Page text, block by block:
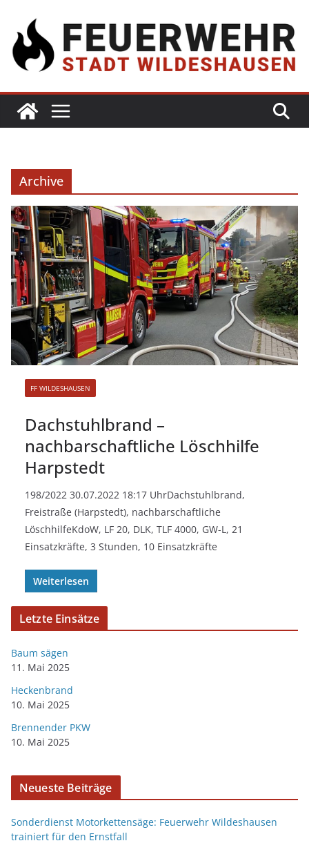
Archive
FF WILDESHAUSEN
Dachstuhlbrand –
nachbarschaftliche Löschhilfe
Harpstedt
198/2022 30.07.2022 18:17 UhrDachstuhlbrand,
Freistraße (Harpstedt), nachbarschaftliche
LöschhilfeKdoW, LF 20, DLK, TLF 4000, GW-L, 21
Einsatzkräfte, 3 Stunden, 10 Einsatzkräfte
Weiterlesen
Letzte Einsätze
Baum sägen
11. Mai 2025
Heckenbrand
10. Mai 2025
Brennender PKW
10. Mai 2025
Neueste Beiträge
Sonderdienst Motorkettensäge: Feuerwehr Wildeshausen
trainiert für den Ernstfall